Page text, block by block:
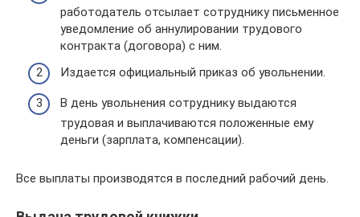
работодатель отсылает сотруднику письменное
уведомление об аннулировании трудового
контракта (договора) с ним.
Издается официальный приказ об увольнении.
В день увольнения сотруднику выдаются
трудовая и выплачиваются положенные ему
деньги (зарплата, компенсации).
Все выплаты производятся в последний рабочий день.